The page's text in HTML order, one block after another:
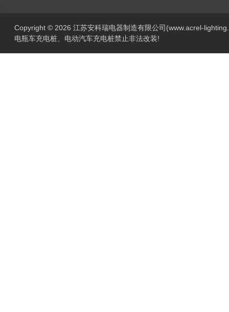
Copyright © 2026 江苏安科瑞电器制造有限公司(www.acrel-
电瓶车充电桩、电动汽车充电桩禁止非法改装!